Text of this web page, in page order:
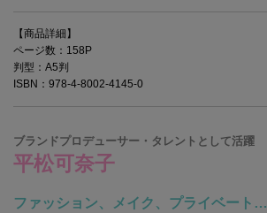
【商品詳細】
ページ数：158P
判型：A5判
ISBN：978-4-8002-4145-0
ブランドプロデューサー・タレントとして活躍
平松可奈子
ファッション、メイク、プライベート…